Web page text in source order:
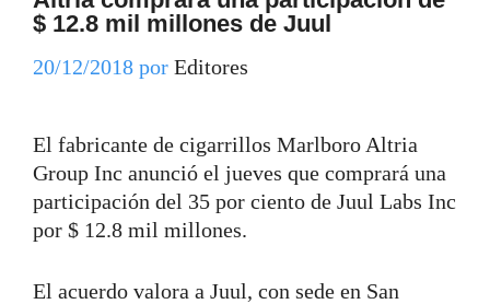
$ 12.8 mil millones de Juul
20/12/2018 por Editores
El fabricante de cigarrillos Marlboro Altria
Group Inc anunció el jueves que comprará una
participación del 35 por ciento de Juul Labs Inc
por $ 12.8 mil millones.
El acuerdo valora a Juul, con sede en San